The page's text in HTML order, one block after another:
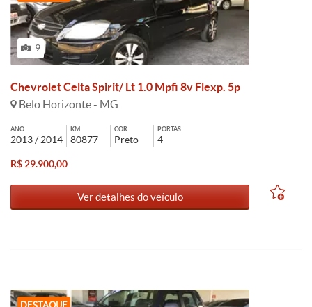
9
Chevrolet Celta Spirit/ Lt 1.0 Mpfi 8v Flexp. 5p
Belo Horizonte - MG
ANO
2013 / 2014
KM
80877
COR
Preto
PORTAS
4
R$ 29.900,00
Ver detalhes do veículo